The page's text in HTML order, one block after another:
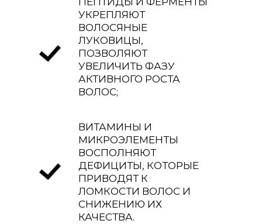
УКРЕПЛЯЮТ
ВОЛОСЯНЫЕ
ЛУКОВИЦЫ,
ПОЗВОЛЯЮТ
УВЕЛИЧИТЬ ФАЗУ
АКТИВНОГО РОСТА
ВОЛОС;
ВИТАМИНЫ И
МИКРОЭЛЕМЕНТЫ
ВОСПОЛНЯЮТ
ДЕФИЦИТЫ, КОТОРЫЕ
ПРИВОДЯТ К
ЛОМКОСТИ ВОЛОС И
СНИЖЕНИЮ ИХ
КАЧЕСТВА.